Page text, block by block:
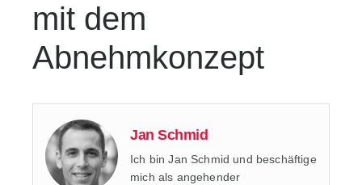
mit dem
Abnehmkonzept
Jan Schmid
Ich bin Jan Schmid und beschäftige
mich als angehender